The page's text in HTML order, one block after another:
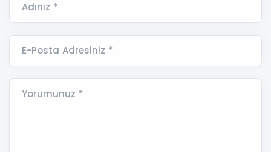
Adınız *
E-Posta Adresiniz *
Yorumunuz *